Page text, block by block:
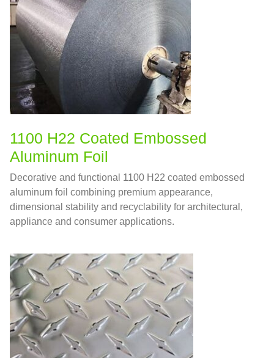
1100 H22 Coated Embossed
Aluminum Foil
Decorative and functional 1100 H22 coated embossed
aluminum foil combining premium appearance,
dimensional stability and recyclability for architectural ,
appliance and consumer applications.